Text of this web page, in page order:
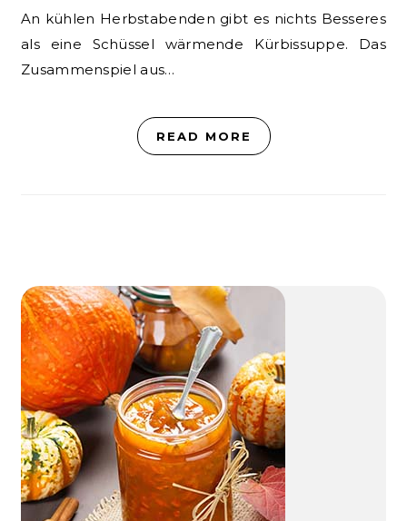
An kühlen Herbstabenden gibt es nichts Besseres
als eine Schüssel wärmende Kürbissuppe. Das
Zusammenspiel aus…
READ MORE